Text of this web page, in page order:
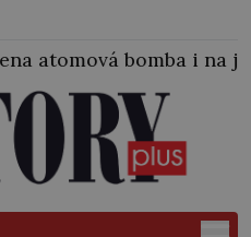
i na japonské město